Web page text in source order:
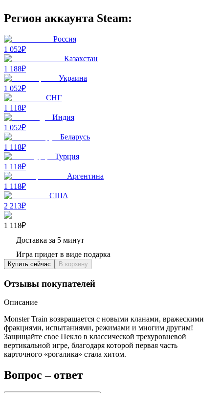
Регион аккаунта Steam:
Россия
1 052₽
Казахстан
1 188₽
Украина
1 052₽
СНГ
1 118₽
Индия
1 052₽
Беларусь
1 118₽
Турция
1 118₽
Аргентина
1 118₽
США
2 213₽
1 118₽
Доставка за 5 минут
Игра придет в виде подарка
Купить сейчас В корзину
Отзывы покупателей
Описание
Monster Train возвращается с новыми кланами, вражескими
фракциями, испытаниями, режимами и многим другим!
Защищайте свое Пекло в классической трехуровневой
вертикальной игре, благодаря которой первая часть
карточного «рогалика» стала хитом.
Вопрос – ответ